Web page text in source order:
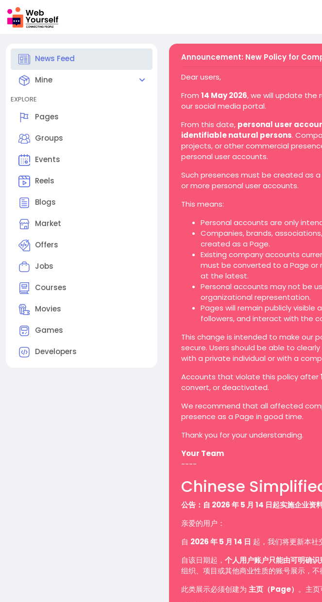
News Feed
Mine
EXPLORE
Pages
Groups
Events
Reels
Blogs
Market
Offers
Jobs
Courses
Movies
Games
Developers
Announcement: New Policy for
Dear users,
From 14 May 2026, we will update the
our social media portal.
From this date, personal user
identifiable natural persons.
projects, or other commercial
personal user accounts.
Such presences must be created as a
or more personal user accounts.
This means:
Personal accounts are only
Companies, brands,
created as a Page.
Existing company accounts
must be converted to a Page or
at the latest.
Personal accounts may not be
organizational representation.
Pages will remain publicly
followers, and interact with the
This change is intended to make our
secure. Users should be able to
with a private individual or with a
Accounts that violate this policy after
convert, or deactivated.
We recommend that all affected
presence as a Page in good time.
Thank you for your understanding.
Your Team
----
Chinese
公告：自 2026 年 5 月 14 日起实施企业资
亲爱的用户：
自 2026 年 5 月 14 日 起，我们将更新本社
自该日期起， 个人用户账户只能由可明确
组织、项目或其他商业性质的账号展示，不
此类展示必须创建为 主页（Page） 。主页